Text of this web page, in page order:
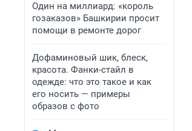
Один на миллиард: «король
гозаказов» Башкирии просит
помощи в ремонте дорог
Дофаминовый шик, блеск,
красота. Фанки-стайл в
одежде: что это такое и как
его носить — примеры
образов с фото